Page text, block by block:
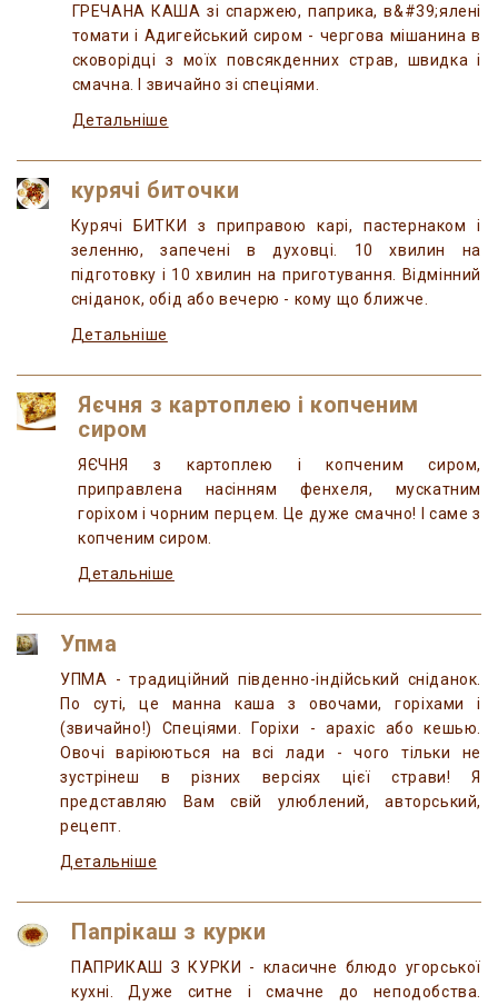
ГРЕЧАНА КАША зі спаржею, паприка, в&#39;ялені
томати і Адигейський сиром - чергова мішанина в
сковорідці з моїх повсякденних страв, швидка і
смачна. І звичайно зі спеціями.
Детальніше
курячі биточки
Курячі БИТКИ з приправою карі, пастернаком і
зеленню, запечені в духовці. 10 хвилин на
підготовку і 10 хвилин на приготування. Відмінний
сніданок, обід або вечерю - кому що ближче.
Детальніше
Яєчня з картоплею і копченим
сиром
ЯЄЧНЯ з картоплею і копченим сиром,
приправлена насінням фенхеля, мускатним
горіхом і чорним перцем. Це дуже смачно! І саме з
копченим сиром.
Детальніше
Упма
УПМА - традиційний південно-індійський сніданок.
По суті, це манна каша з овочами, горіхами і
(звичайно!) Спеціями. Горіхи - арахіс або кешью.
Овочі варіюються на всі лади - чого тільки не
зустрінеш в різних версіях цієї страви! Я
представляю Вам свій улюблений, авторський,
рецепт.
Детальніше
Папрікаш з курки
ПАПРИКАШ З КУРКИ - класичне блюдо угорської
кухні. Дуже ситне і смачне до неподобства.